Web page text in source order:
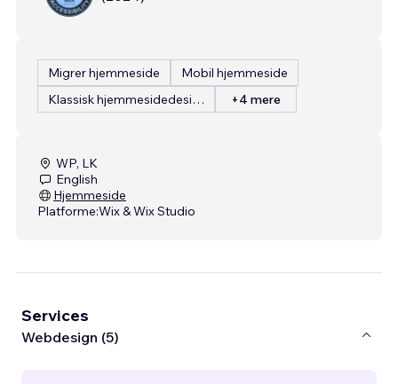
Migrer hjemmeside
Mobil hjemmeside
Klassisk hjemmesidedesign
+4 mere
WP, LK
English
Hjemmeside
Platforme:Wix & Wix Studio
Services
Webdesign (5)